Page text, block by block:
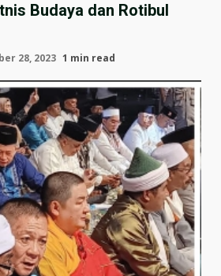
Budaya dan Rotibul
28, 2023 1 min read